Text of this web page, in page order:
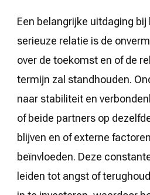
Een belangrijke uitdaging
serieuze relatie is de
over de toekomst en of de
termijn zal standhouden.
naar stabiliteit en
of beide partners op
blijven en of externe
beïnvloeden. Deze
leiden tot angst of